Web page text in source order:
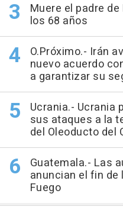
Muere el padre
los 68 años
O.Próximo.- Irán
nuevo acuerdo
a garantizar su
Ucrania.- Ucrania
sus ataques a la
del Oleoducto del
Guatemala.- Las
anuncian el fin de
Fuego